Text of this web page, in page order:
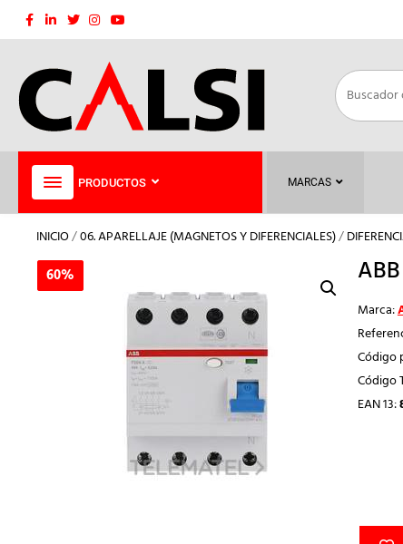
Saltar
PRODUCTOS MARCAS
INICIO/06. APARELLAJE (MAGNETOS Y DIFERENCIALES)/
60%
Marca:
Código
Código
EAN 13:
60%